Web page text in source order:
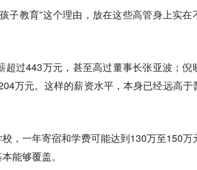
子教育”这个理由，放在这些高管身上实在
过443万元，甚至高过董事长张亚波；倪
万元。这样的薪资水平，本身已经远高于
，一年寄宿和学费可能达到130万至150万
能够覆盖。